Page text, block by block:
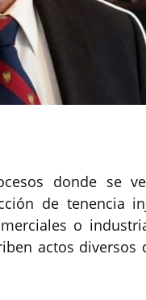
donde se
de tenencia
o
actos